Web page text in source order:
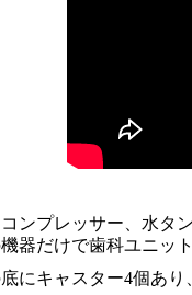
ンプレッサー、水タ
器だけで歯科ユニッ
にキャスター4個あり